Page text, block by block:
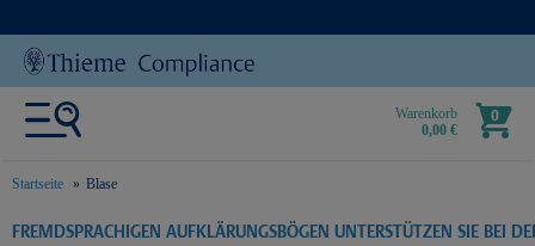
Warenkorb
0,00 €
0
Startseite Blase
text.skipToContent
text.skipToNavigation
FREMDSPRACHIGEN AUFKLÄRUNGSBÖGEN UNTERSTÜTZEN SIE BEI